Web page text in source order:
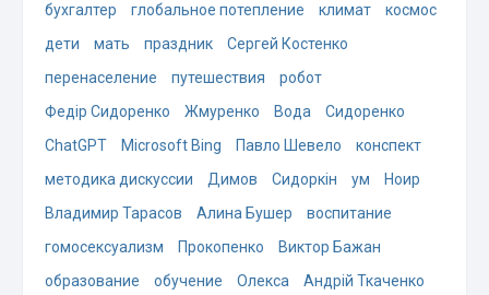
бухгалтер
глобальное потепление климат
космос
дети
мать праздник
Сергей Костенко
перенаселение
путешествия
робот
Федір Сидоренко
Жмуренко Вода
Сидоренко
ChatGPT
Microsoft Bing Павло Шевело
конспект
методика дискуссии
Димов Сидоркін ум
Ноир
Владимир Тарасов
Алина Бушер
воспитание
гомосексуализм
Прокопенко
Виктор Бажан
образование
обучение Олекса
Андрій Ткаченко